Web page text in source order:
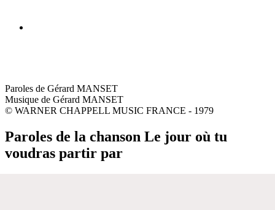
Paroles de Gérard MANSET
Musique de Gérard MANSET
© WARNER CHAPPELL MUSIC FRANCE - 1979
Paroles de la chanson Le jour où tu
voudras partir par